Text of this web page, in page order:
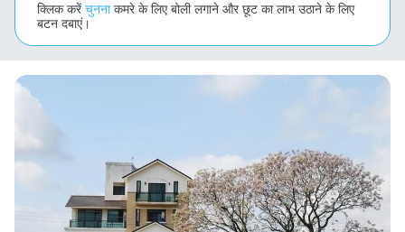
क्लिक करेंचुननाकमरे के लिए बोली लगाने और छूट का लाभ उठाने के लिए
बटन दबाएं।